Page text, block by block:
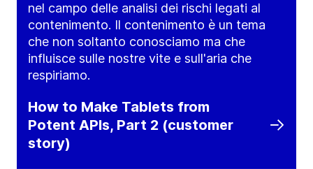
nel campo delle analisi dei rischi legati al
contenimento. Il contenimento è un tema
che non soltanto conosciamo ma che
influisce sulle nostre vite e sull'aria che
respiriamo.
How to Make Tablets from
Potent APIs, Part 2 (customer
story)